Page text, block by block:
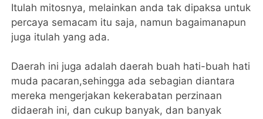
Itulah mitosnya, melainkan anda tak dipaksa untuk
percaya semacam itu saja, namun bagaimanapun
juga itulah yang ada.
Daerah ini juga adalah daerah buah hati-buah hati
muda pacaran,sehingga ada sebagian diantara
mereka mengerjakan kekerabatan perzinaan
didaerah ini, dan cukup banyak, dan banyak